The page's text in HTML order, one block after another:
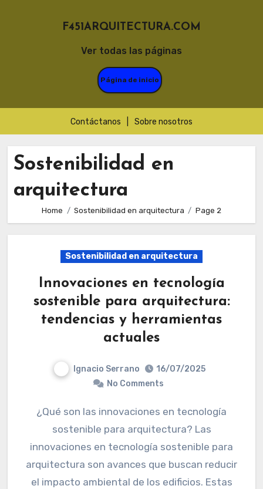
Ver todas las páginas
F451ARQUITECTURA.COM
Página de inicio
Contáctanos Sobre nosotros
Sostenibilidad en
arquitectura
Home Sostenibilidad en arquitectura Page 2
Sostenibilidad en arquitectura
Innovaciones en tecnología
sostenible para arquitectura:
tendencias y herramientas
actuales
Ignacio Serrano
16/07/2025
No Comments
¿Qué son las innovaciones en tecnología
sostenible para arquitectura? Las
innovaciones en tecnología sostenible para
arquitectura son avances que buscan reducir
el impacto ambiental de los edificios. Estas